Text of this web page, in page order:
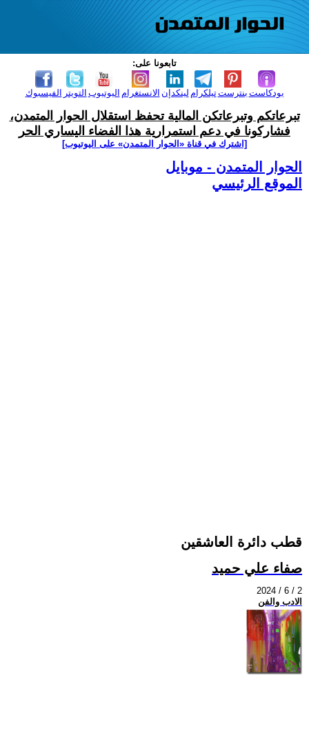
تابعونا على:
الفيسبوك التويتر اليوتيوب الانستغرام لينكدإن تيلكرامبنترست بودكاست
تبرعاتكم وتبرعاتكن المالية تحفظ استقلال الحوار المتمدن،
فشاركونا في دعم استمرارية هذا الفضاء اليساري الحر
[اشترك في قناة ‫«الحوار المتمدن» على اليوتيوب]
الحوار المتمدن - موبايل
الموقع الرئيسي
قطب دائرة العاشقين
صفاء علي حميد
2024 / 6 / 2
الادب والفن